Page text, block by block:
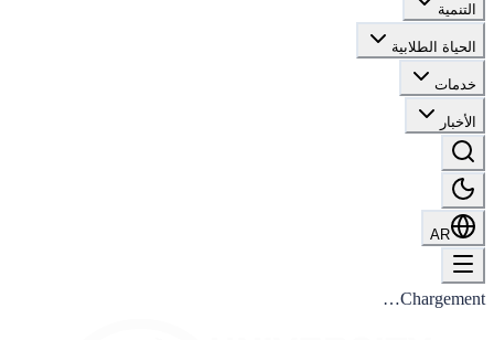
التنمية
الحياة الطلابية
خدمات
الأخبار
AR
Chargement…